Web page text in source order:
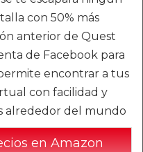
con 50% más
anterior de Quest
de Facebook para
encontrar a tus
con facilidad y
alrededor del mundo
en Amazon